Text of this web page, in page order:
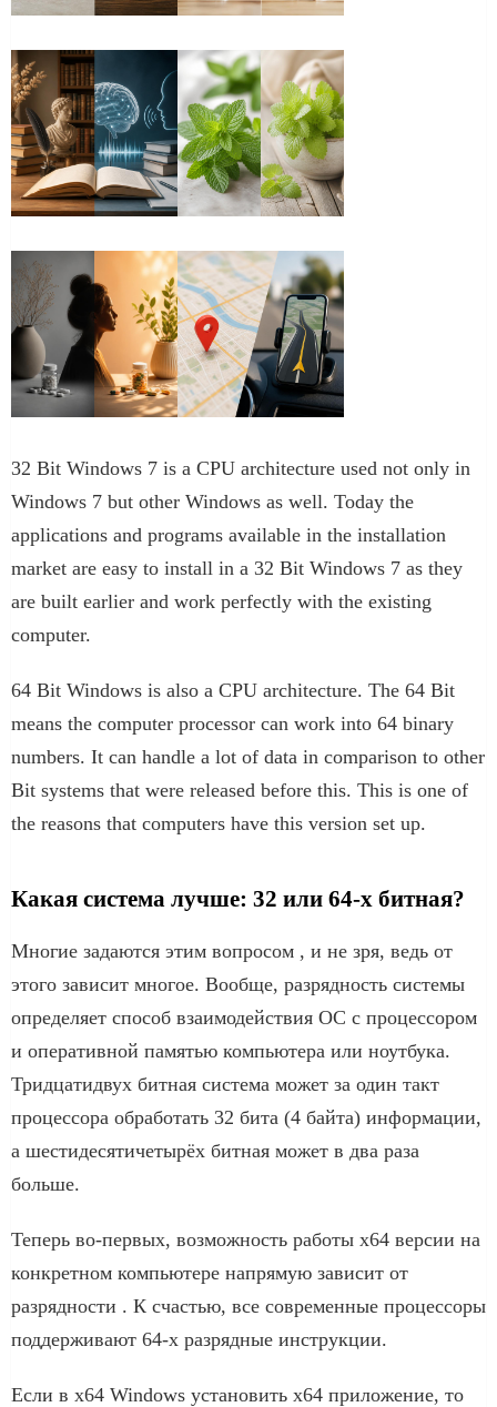
32 Bit Windows 7 is a CPU architecture used not only in
Windows 7 but other Windows as well. Today the
applications and programs available in the installation
market are easy to install in a 32 Bit Windows 7 as they
are built earlier and work perfectly with the existing
computer.
64 Bit Windows is also a CPU architecture. The 64 Bit
means the computer processor can work into 64 binary
numbers. It can handle a lot of data in comparison to other
Bit systems that were released before this. This is one of
the reasons that computers have this version set up.
Какая система лучше: 32 или 64-х битная?
Многие задаются этим вопросом , и не зря, ведь от
этого зависит многое. Вообще, разрядность системы
определяет способ взаимодействия ОС с процессором
и оперативной памятью компьютера или ноутбука.
Тридцатидвух битная система может за один такт
процессора обработать 32 бита (4 байта) информации,
а шестидесятичетырёх битная может в два раза
больше.
Теперь во-первых, возможность работы x64 версии на
конкретном компьютере напрямую зависит от
разрядности . К счастью, все современные процессоры
поддерживают 64-х разрядные инструкции.
Если в x64 Windows установить x64 приложение, то